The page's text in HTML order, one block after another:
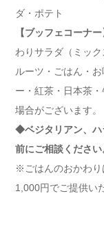
ダ・ポテト
【ブッフェコーナー
わりサラダ（ミッ
ルーツ・ごはん・
ー・紅茶・日本茶
場合がございます。
◆ベジタリアン、ハ
前にご相談ください
※ごはんのおかわり
1,000円でご提供い